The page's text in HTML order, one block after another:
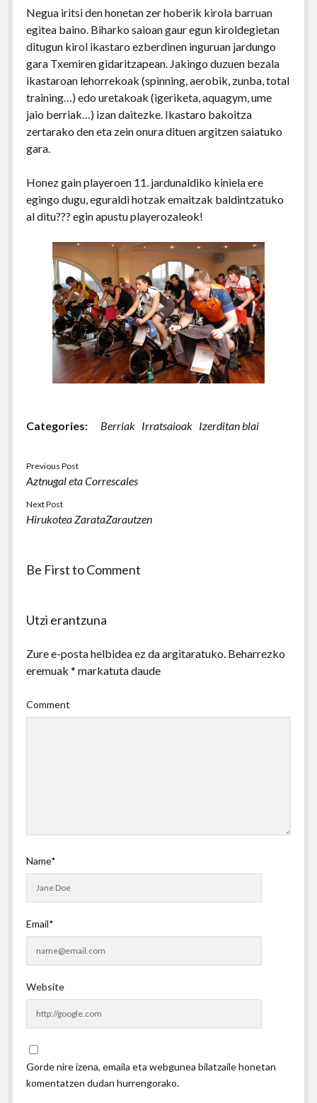
Negua iritsi den honetan zer hoberik kirola barruan
egitea baino. Biharko saioan gaur egun kiroldegietan
ditugun kirol ikastaro ezberdinen inguruan jardungo
gara Txemiren gidaritzapean. Jakingo duzuen bezala
ikastaroan lehorrekoak (spinning, aerobik, zunba, total
training…) edo uretakoak (igeriketa, aquagym, ume
jaio berriak…) izan daitezke. Ikastaro bakoitza
zertarako den eta zein onura dituen argitzen saiatuko
gara.
Honez gain playeroen 11. jardunaldiko kiniela ere
egingo dugu, eguraldi hotzak emaitzak baldintzatuko
al ditu??? egin apustu playerozaleok!
Categories: Berriak Irratsaioak Izerditan blai
Previous Post
Aztnugal eta Correscales
Next Post
Hirukotea ZarataZarautzen
Be First to Comment
Utzi erantzuna
Zure e-posta helbidea ez da argitaratuko. Beharrezko
eremuak * markatuta daude
Comment
Name*
Email*
Website
Gorde nire izena, emaila eta webgunea bilatzaile honetan
komentatzen dudan hurrengorako.